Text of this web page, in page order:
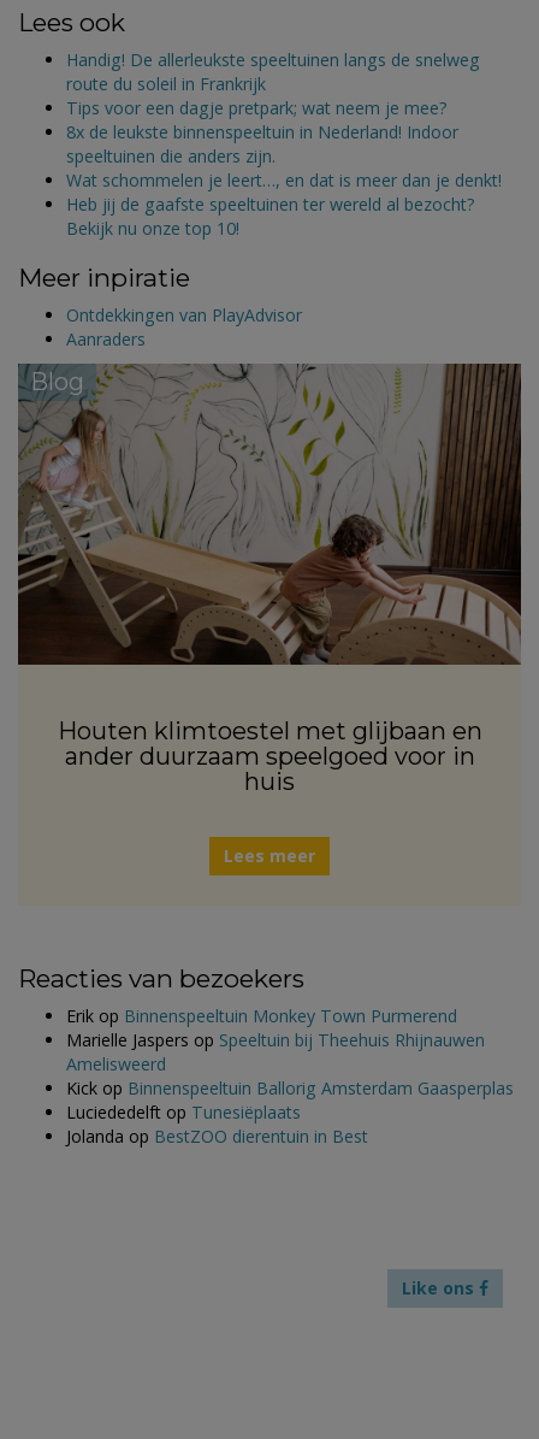
Lees ook
Handig! De allerleukste speeltuinen langs de snelweg
route du soleil in Frankrijk
Tips voor een dagje pretpark; wat neem je mee?
8x de leukste binnenspeeltuin in Nederland! Indoor
speeltuinen die anders zijn.
Wat schommelen je leert…, en dat is meer dan je denkt!
Heb jij de gaafste speeltuinen ter wereld al bezocht?
Bekijk nu onze top 10!
Meer inpiratie
Ontdekkingen van PlayAdvisor
Aanraders
Blog
Houten klimtoestel met glijbaan en
ander duurzaam speelgoed voor in
huis
Lees meer
Reacties van bezoekers
Erik op Binnenspeeltuin Monkey Town Purmerend
Marielle Jaspers op Speeltuin bij Theehuis Rhijnauwen
Amelisweerd
Kick op Binnenspeeltuin Ballorig Amsterdam Gaasperplas
Luciededelft op Tunesiëplaats
Jolanda op BestZOO dierentuin in Best
Like ons